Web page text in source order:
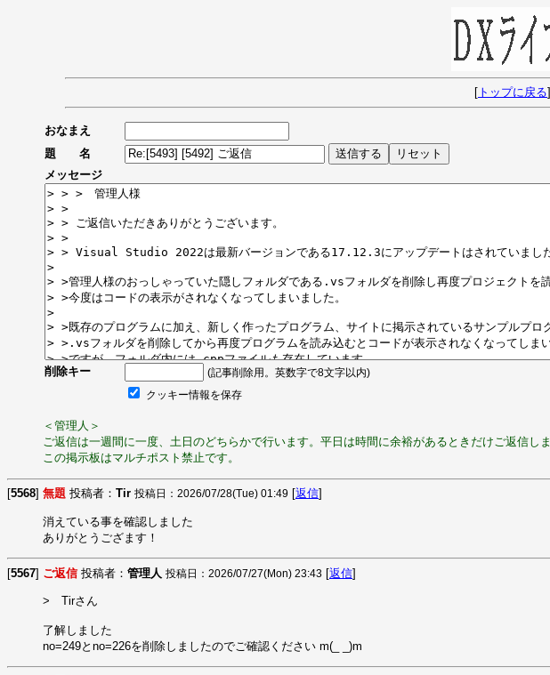
[ トップに戻る
おなまえ
題 名
メッセージ
削除キー
(記事削除用。英数字で8文字以内)
クッキー情報を保存
＜管理人＞
ご返信は一週間に一度、土日のどちらかで行います。平日は時間に余裕があるときだけご返信しま
この掲示板はマルチポスト禁止です。
[5568] 無題 投稿者： Tir 投稿日：2026/07/28(Tue) 01:49 [返信]
消えている事を確認しました
ありがとうござます！
[5567] ご返信 投稿者： 管理人 投稿日：2026/07/27(Mon) 23:43 [返信]
>　Tirさん
了解しました
no=249とno=226を削除しましたのでご確認ください m(_ _)m